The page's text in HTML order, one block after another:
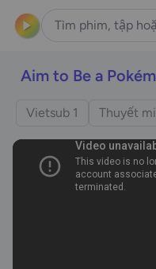
Aim to Be a
Vietsub 1 Thuyết